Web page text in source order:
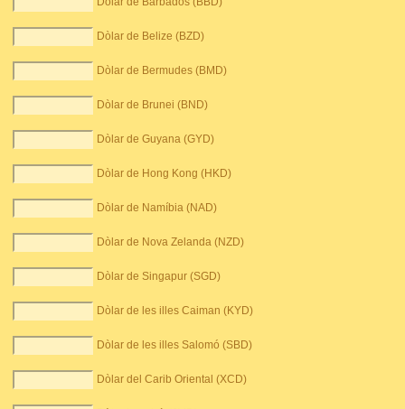
Dòlar de Belize (BZD)
Dòlar de Bermudes (BMD)
Dòlar de Brunei (BND)
Dòlar de Guyana (GYD)
Dòlar de Hong Kong (HKD)
Dòlar de Namíbia (NAD)
Dòlar de Nova Zelanda (NZD)
Dòlar de Singapur (SGD)
Dòlar de les illes Caiman (KYD)
Dòlar de les illes Salomó (SBD)
Dòlar del Carib Oriental (XCD)